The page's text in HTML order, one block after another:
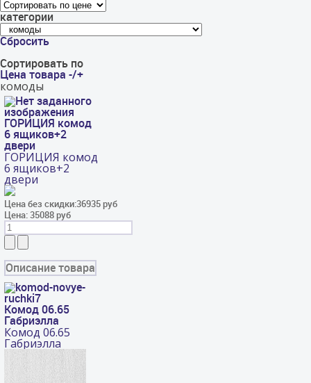
категории
Сбросить
Сортировать по
Цена товара -/+
комоды
ГОРИЦИЯ комод
6 ящиков+2
двери
ГОРИЦИЯ комод
6 ящиков+2
двери
Цена без скидки:36935 руб
Цена: 35088 руб
Описание товара
Комод 06.65
Габриэлла
Комод 06.65
Габриэлла